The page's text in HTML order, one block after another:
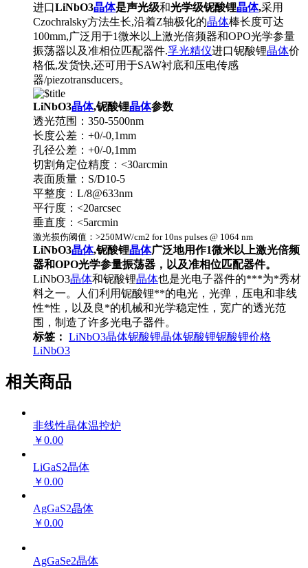
进口LiNbO3晶体是声光级和光学级铌酸锂晶体,采用
Czochralsky方法生长,沿着Z轴极化的晶体棒长度可达
100mm,广泛用于1微米以上激光倍频器和OPO光学参量
振荡器以及准相位匹配器件.孚光精仪进口铌酸锂晶体价
格低,发货快,还可用于SAW衬底和压电传感
器/piezotransducers。
LiNbO3晶体,铌酸锂晶体参数
透光范围：350-5500nm
长度公差：+0/-0,1mm
孔径公差：+0/-0,1mm
切割角定位精度：<30arcmin
表面质量：S/D10-5
平整度：L/8@633nm
平行度：<20arcsec
垂直度：<5arcmin
激光损伤阈值：>250MW/cm2 for 10ns pulses @ 1064 nm
LiNbO3晶体,铌酸锂晶体广泛地用作1微米以上激光倍频
器和OPO光学参量振荡器，以及准相位匹配器件。
LiNbO3晶体和铌酸锂晶体也是光电子器件的***为*秀材
料之一。人们利用铌酸锂**的电光，光弹，压电和非线
性*性，以及良*的机械和光学稳定性，宽广的透光范
围，制造了许多光电子器件。
标签： LiNbO3晶体铌酸锂晶体铌酸锂铌酸锂价格
LiNbO3
相关商品
非线性晶体温控炉
￥0.00
LiGaS2晶体
￥0.00
AgGaS2晶体
￥0.00
AgGaSe2晶体